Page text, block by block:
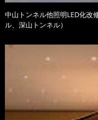
中山トンネル他照明LED化改
ル、深山トンネル）